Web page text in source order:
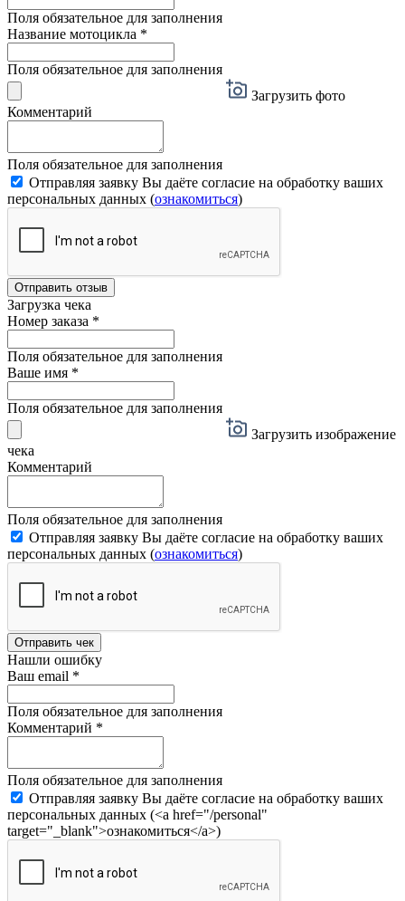
Поля обязательное для заполнения
Название мотоцикла *
Поля обязательное для заполнения
Загрузить фото
Комментарий
Поля обязательное для заполнения
Отправляя заявку Вы даёте согласие на обработку ваших
персональных данных (ознакомиться)
Отправить отзыв
Загрузка чека
Номер заказа *
Поля обязательное для заполнения
Ваше имя *
Поля обязательное для заполнения
Загрузить изображение
чека
Комментарий
Поля обязательное для заполнения
Отправляя заявку Вы даёте согласие на обработку ваших
персональных данных (ознакомиться)
Отправить чек
Нашли ошибку
Ваш email *
Поля обязательное для заполнения
Комментарий *
Поля обязательное для заполнения
Отправляя заявку Вы даёте согласие на обработку ваших
персональных данных (<a href="/personal"
target="_blank">ознакомиться</a>)